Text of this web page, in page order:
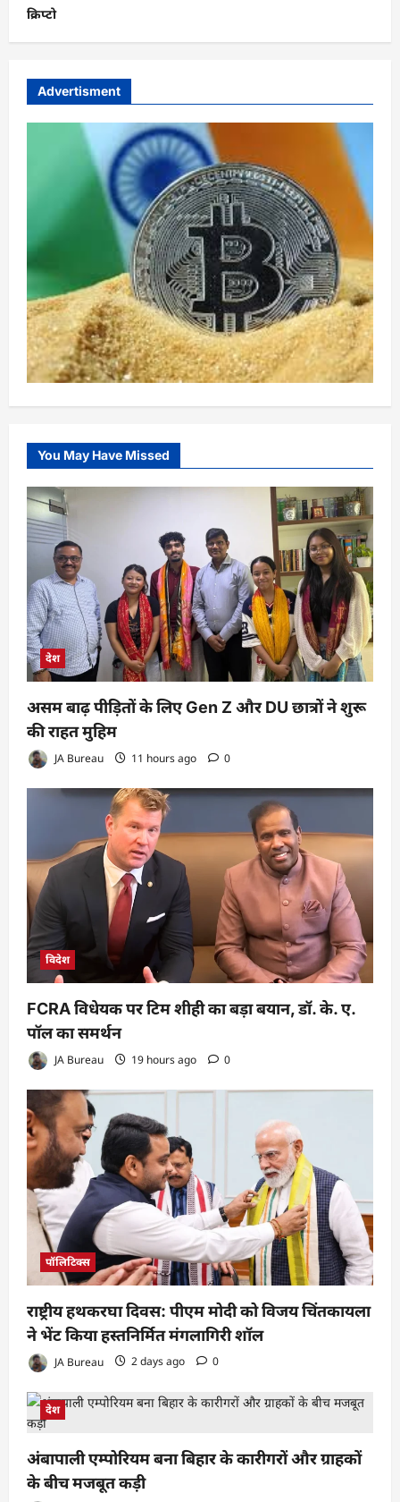
क्रिप्टो
Advertisment
You May Have Missed
देश
असम बाढ़ पीड़ितों के लिए Gen Z और DU छात्रों ने शुरू
की राहत मुहिम
JA Bureau 11 hours ago 0
विदेश
FCRA विधेयक पर टिम शीही का बड़ा बयान, डॉ. के. ए.
पॉल का समर्थन
JA Bureau 19 hours ago 0
पॉलिटिक्स
राष्ट्रीय हथकरघा दिवस: पीएम मोदी को विजय चिंतकायला
ने भेंट किया हस्तनिर्मित मंगलागिरी शॉल
JA Bureau 2 days ago 0
देश
अंबापाली एम्पोरियम बना बिहार के कारीगरों और ग्राहकों
के बीच मजबूत कड़ी